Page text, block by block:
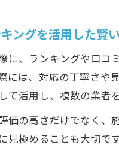
ングを活用した賢
に、ランキングや口コ
には、対応の丁寧さや
て活用し、複数の業者
価の高さだけでなく、
見極めることも大切です